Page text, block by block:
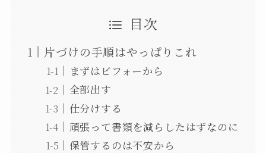
目次
片づけの手順はやっぱりこれ
まずはビフォーから
全部出す
仕分けする
頑張って書類を減らしたはずなのに
保管するのは不安から